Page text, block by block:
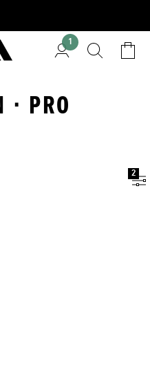
1
· PRO
2